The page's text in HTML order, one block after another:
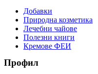
Добавки
Природна козметика
Лечебни чайове
Полезни книги
Кремове ФЕИ
Профил